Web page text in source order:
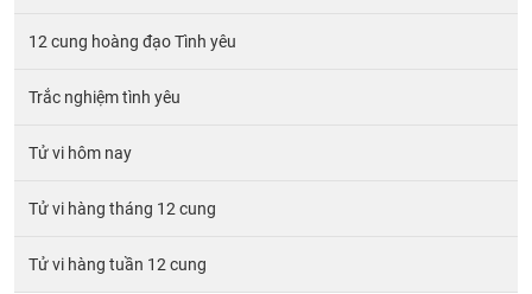
12 cung hoàng đạo Tình yêu
Trắc nghiệm tình yêu
Tử vi hôm nay
Tử vi hàng tháng 12 cung
Tử vi hàng tuần 12 cung